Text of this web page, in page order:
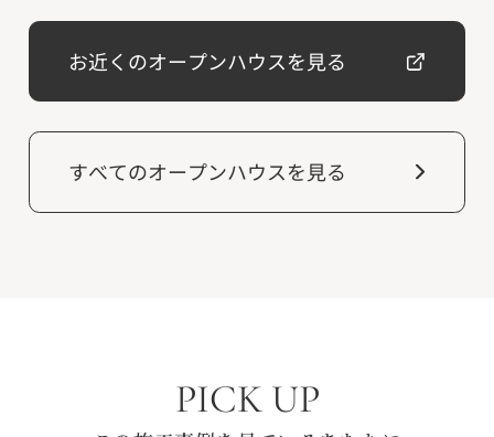
お近くのオープンハウスを見る
すべてのオープンハウスを見る
PICK UP